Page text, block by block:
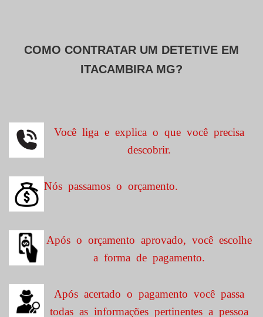
COMO CONTRATAR UM DETETIVE EM
ITACAMBIRA MG?
Você liga e explica o que você precisa
descobrir.
Nós passamos o orçamento.
Após o orçamento aprovado, você escolhe
a forma de pagamento.
Após acertado o pagamento você passa
todas as informações pertinentes a pessoa